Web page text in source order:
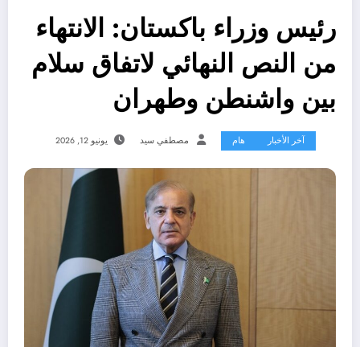
رئيس وزراء باكستان: الانتهاء
من النص النهائي لاتفاق سلام
بين واشنطن وطهران
آخر الأخبار هام مصطفي سيد يونيو 12, 2026